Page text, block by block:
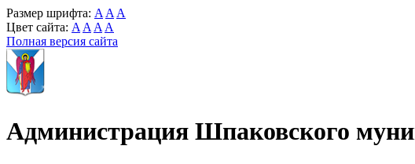
Размер шрифта: A A A
Цвет сайта: A A A A
Полная версия сайта
Администрация Шпаковского